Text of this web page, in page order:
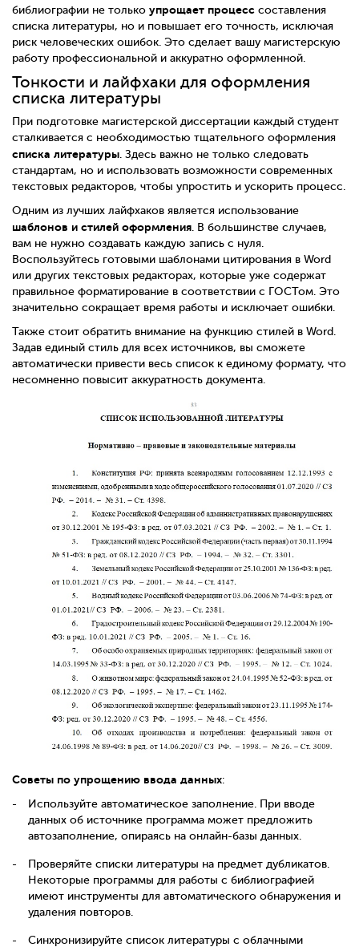
библиографии не только упрощает процесс составления
списка литературы, но и повышает его точность, исключая
риск человеческих ошибок. Это сделает вашу магистерскую
работу профессиональной и аккуратно оформленной.
Тонкости и лайфхаки для оформления
списка литературы
При подготовке магистерской диссертации каждый студент
сталкивается с необходимостью тщательного оформления
списка литературы. Здесь важно не только следовать
стандартам, но и использовать возможности современных
текстовых редакторов, чтобы упростить и ускорить процесс.
Одним из лучших лайфхаков является использование
шаблонов и стилей оформления. В большинстве случаев,
вам не нужно создавать каждую запись с нуля.
Воспользуйтесь готовыми шаблонами цитирования в Word
или других текстовых редакторах, которые уже содержат
правильное форматирование в соответствии с ГОСТом. Это
значительно сокращает время работы и исключает ошибки.
Также стоит обратить внимание на функцию стилей в Word.
Задав единый стиль для всех источников, вы сможете
автоматически привести весь список к единому формату, что
несомненно повысит аккуратность документа.
Советы по упрощению ввода данных:
Используйте автоматическое заполнение. При вводе
данных об источнике программа может предложить
автозаполнение, опираясь на онлайн-базы данных.
Проверяйте списки литературы на предмет дубликатов.
Некоторые программы для работы с библиографией
имеют инструменты для автоматического обнаружения и
удаления повторов.
Синхронизируйте список литературы с облачными